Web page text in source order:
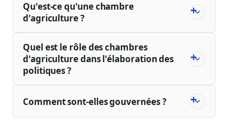
Qu'est-ce qu'une chambre
d'agriculture ?
Quel est le rôle des chambres
d'agriculture dans l'élaboration des
politiques ?
Comment sont-elles gouvernées ?